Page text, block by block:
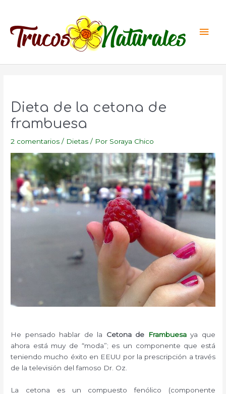
contenido
Dieta de la cetona de
frambuesa
2 comentarios / Dietas / Por Soraya Chico
He pensado hablar de la Cetona de Frambuesaya que
ahora está muy de “moda”; es un componente que está
teniendo mucho éxito en EEUU por la prescripción a través
de la televisión del famoso Dr. Oz.
La cetona es un compuesto fenólico (componente